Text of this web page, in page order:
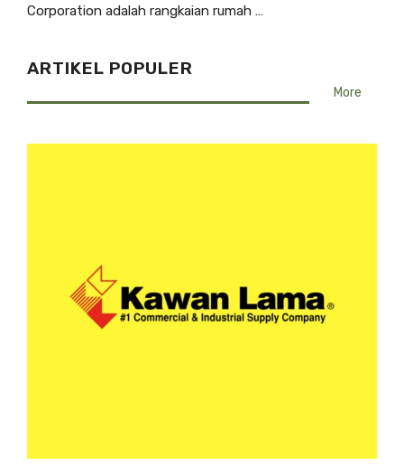
Corporation adalah rangkaian rumah …
ARTIKEL POPULER
More